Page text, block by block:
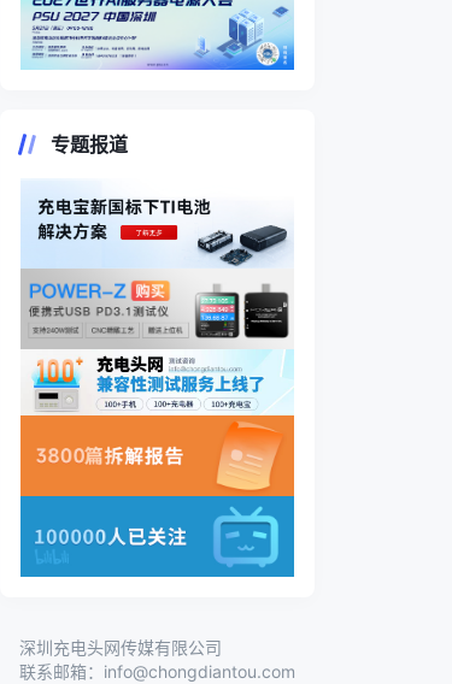
专题报道
深圳充电头网传媒有限公司
联系邮箱：info@chongdiantou.com